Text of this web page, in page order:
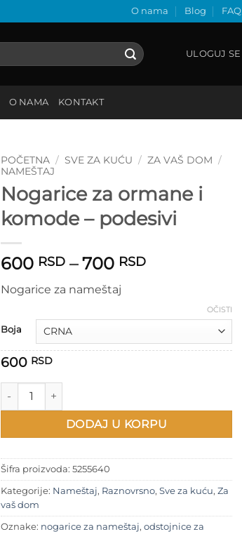
O nama Blog FAQ
ULOGUJ SE
O NAMA KONTAKT
POČETNA / SVE ZA KUĆU / ZA VAŠ DOM /
NAMEŠTAJ
Nogarice za ormane i
komode – podesivi
600 RSD – 700 RSDRaspon
600 RSD
700 RSD
Nogarice za nameštaj
Boja
OČISTI
600 RSD
Nogarice za ormane i komode – podesivi količina
DODAJ U KORPU
Šifra proizvoda: 5255640
Kategorije: Nameštaj, Raznovrsno, Sve za kuću, Za
vaš dom
Oznake: nogarice za nameštaj, odstojnice za